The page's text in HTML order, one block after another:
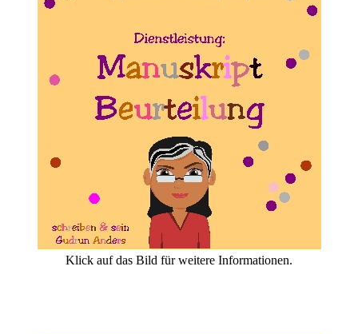
Klick auf das Bild für weitere Informationen.